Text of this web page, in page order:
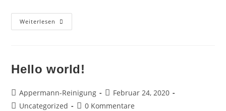
Weiterlesen Unternehmen
Hello world!
Beitrags-
Autor:
Appermann-Reinigung
Beitrag
veröffentlicht:
Februar 24, 2020
Beitrags-
Uncategorized
Beitrags-
0 Kommentare